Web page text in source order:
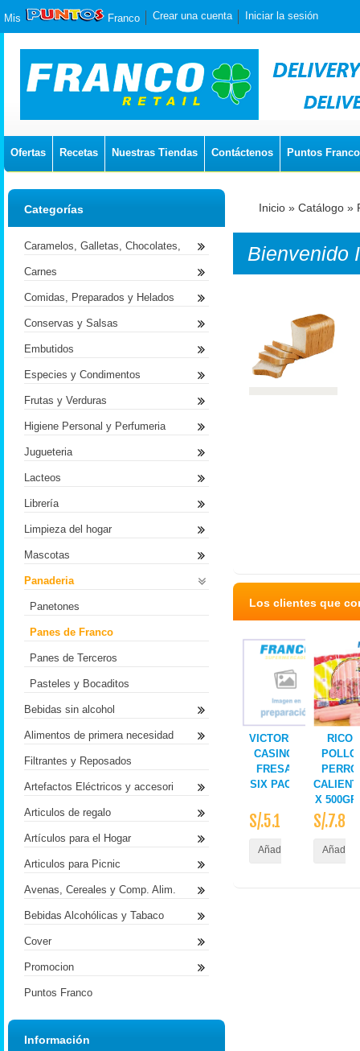
Mis Franco Crear una cuenta Iniciar la sesión
Ofertas Recetas Nuestras Tiendas Contáctenos Puntos Franco
Inicio » Catálogo »
Bienvenido
Los clientes que
VICTORIA
CASINO
FRESA
SIX PACK
S/.5.10
Añadir al Carrito
RICO
POLLO
PERRO
X
S/.7.80
Añadir
Categorías
Caramelos, Galletas, Chocolates,
Carnes
Comidas, Preparados y Helados
Conservas y Salsas
Embutidos
Especies y Condimentos
Frutas y Verduras
Higiene Personal y Perfumeria
Jugueteria
Lacteos
Librería
Limpieza del hogar
Mascotas
Panaderia
Panetones
Panes de Franco
Panes de Terceros
Pasteles y Bocaditos
Bebidas sin alcohol
Alimentos de primera necesidad
Filtrantes y Reposados
Artefactos Eléctricos y accesori
Articulos de regalo
Artículos para el Hogar
Articulos para Picnic
Avenas, Cereales y Comp. Alim.
Bebidas Alcohólicas y Tabaco
Cover
Promocion
Puntos Franco
Información